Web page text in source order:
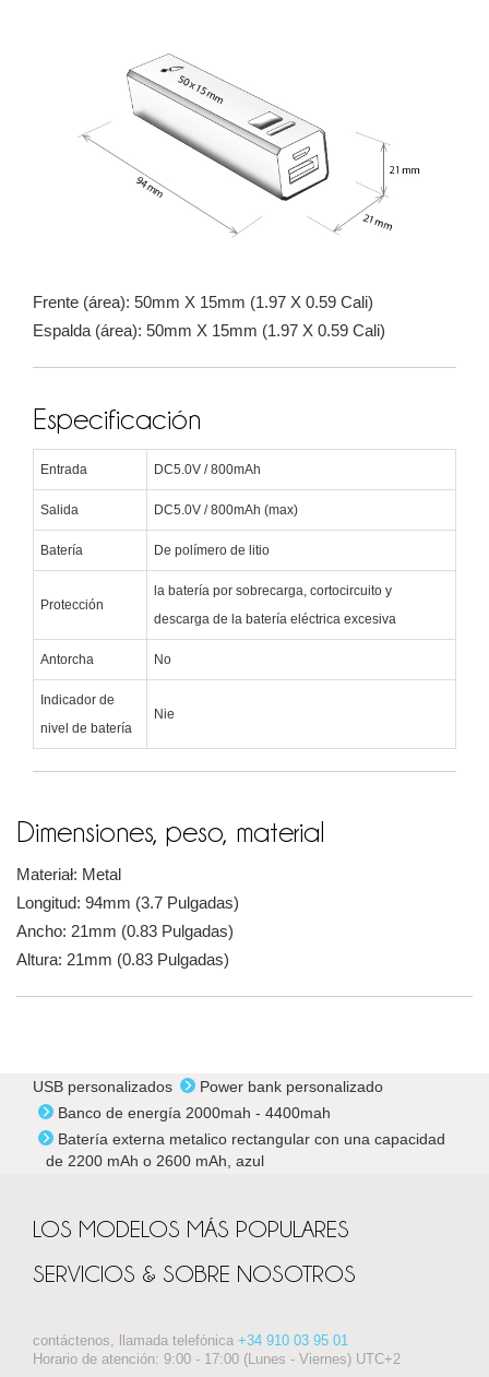
Frente (área): 50mm X 15mm (1.97 X 0.59 Cali)
Espalda (área): 50mm X 15mm (1.97 X 0.59 Cali)
Especificación
Entrada DC5.0V / 800mAh
Salida DC5.0V / 800mAh (max)
Batería De polímero de litio
Protección
la batería por sobrecarga, cortocircuito y
descarga de la batería eléctrica excesiva
Antorcha No
Indicador de
nivel de batería
Nie
Dimensiones, peso, material
Materiał: Metal
Longitud: 94mm (3.7 Pulgadas)
Ancho: 21mm (0.83 Pulgadas)
Altura: 21mm (0.83 Pulgadas)
USB personalizados
Power bank personalizado
Banco de energía 2000mah - 4400mah
Batería externa metalico rectangular con una capacidad
de 2200 mAh o 2600 mAh, azul
LOS MODELOS MÁS POPULARES
SERVICIOS & SOBRE NOSOTROS
contáctenos, llamada telefónica +34 910 03 95 01
Horario de atención: 9:00 - 17:00 (Lunes - Viernes) UTC+2